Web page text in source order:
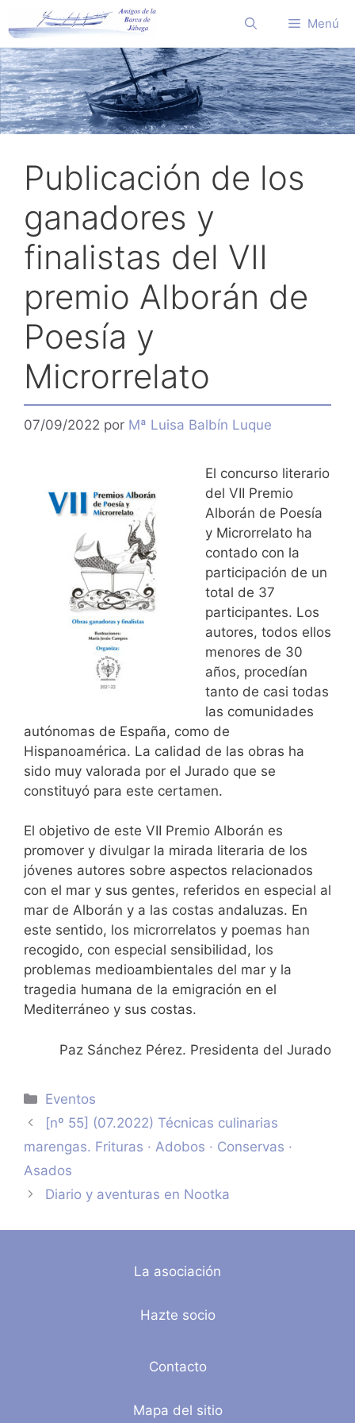
al
contenido
Menú
Publicación de los
ganadores y
finalistas del VII
premio Alborán de
Poesía y
Microrrelato
07/09/2022 por Mª Luisa Balbín Luque
El concurso literario
del VII Premio
Alborán de Poesía
y Microrrelato ha
contado con la
participación de un
total de 37
participantes. Los
autores, todos ellos
menores de 30
años, procedían
tanto de casi todas
las comunidades
autónomas de España, como de
Hispanoamérica. La calidad de las obras ha
sido muy valorada por el Jurado que se
constituyó para este certamen.
El objetivo de este VII Premio Alborán es
promover y divulgar la mirada literaria de los
jóvenes autores sobre aspectos relacionados
con el mar y sus gentes, referidos en especial al
mar de Alborán y a las costas andaluzas. En
este sentido, los microrrelatos y poemas han
recogido, con especial sensibilidad, los
problemas medioambientales del mar y la
tragedia humana de la emigración en el
Mediterráneo y sus costas.
Paz Sánchez Pérez. Presidenta del Jurado
Categorías
Eventos
[nº 55] (07.2022) Técnicas culinarias
marengas. Frituras · Adobos · Conservas ·
Asados
Diario y aventuras en Nootka
La asociación
Hazte socio
Contacto
Mapa del sitio